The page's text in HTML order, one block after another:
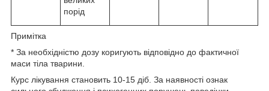
порід
Примітка
* За необхідністю дозу коригують відповідно до фактичної
маси тіла тварини.
Курс лікування становить 10-15 діб. За наявності ознак